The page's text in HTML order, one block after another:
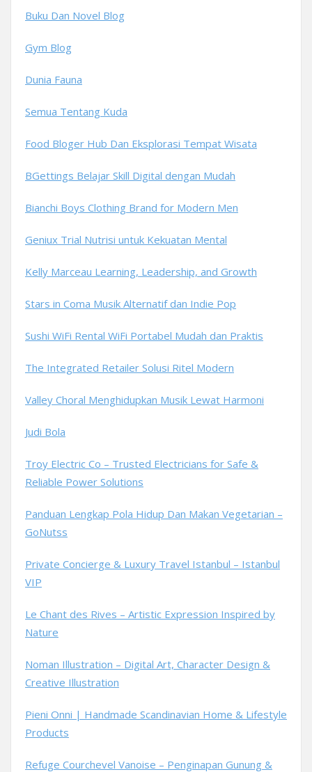
Buku Dan Novel Blog
Gym Blog
Dunia Fauna
Semua Tentang Kuda
Food Bloger Hub Dan Eksplorasi Tempat Wisata
BGettings Belajar Skill Digital dengan Mudah
Bianchi Boys Clothing Brand for Modern Men
Geniux Trial Nutrisi untuk Kekuatan Mental
Kelly Marceau Learning, Leadership, and Growth
Stars in Coma Musik Alternatif dan Indie Pop
Sushi WiFi Rental WiFi Portabel Mudah dan Praktis
The Integrated Retailer Solusi Ritel Modern
Valley Choral Menghidupkan Musik Lewat Harmoni
Judi Bola
Troy Electric Co – Trusted Electricians for Safe &
Reliable Power Solutions
Panduan Lengkap Pola Hidup Dan Makan Vegetarian –
GoNutss
Private Concierge & Luxury Travel Istanbul – Istanbul
VIP
Le Chant des Rives – Artistic Expression Inspired by
Nature
Noman Illustration – Digital Art, Character Design &
Creative Illustration
Pieni Onni | Handmade Scandinavian Home & Lifestyle
Products
Refuge Courchevel Vanoise – Penginapan Gunung &